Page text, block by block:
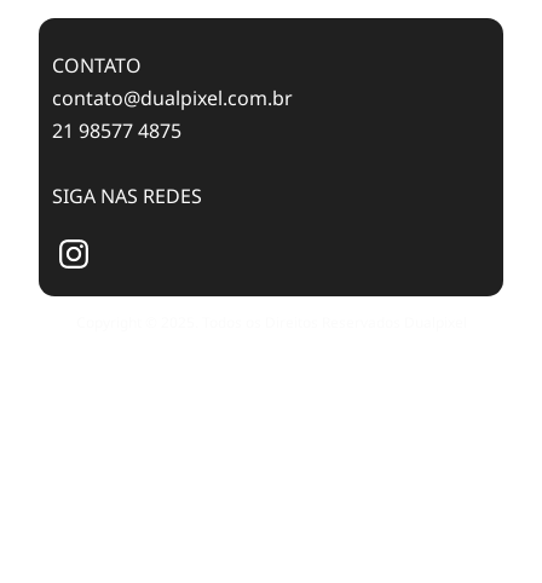
CONTATO
contato@dualpixel.com.br
21 98577 4875
SIGA NAS REDES